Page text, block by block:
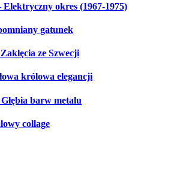
Elektryczny okres (1967-1975)
gatunek
ze Szwecji
królowa elegancji
barw metalu
collage